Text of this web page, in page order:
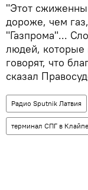
"Этот
дороже, чем
"Газпрома"...
людей, которые
говорят, что
сказал
Радио Sputnik Латвия
терминал СПГ в